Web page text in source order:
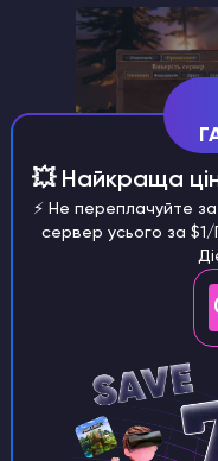
У списку
сервер IP
по ньому
його
"Приєднатися"
💥 Найкраща
⚡️ Не переплачуйте
сервер усього за $1/